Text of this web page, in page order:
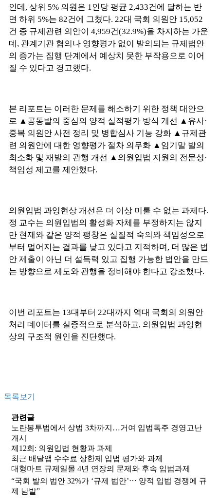
인데, 상위 5% 의원은 1인당 평균 2,433건에 달하는 반
면 하위 5%는 82건에 그쳤다. 22대 국회 의원안 15,052
건 중 규제관련 의안이 4,959건(32.9%)을 차지하는 가운
데, 관계기관 협의나 영향평가 없이 발의되는 규제법안
의 증가는 집행 단계에서 예상치 못한 부작용으로 이어
질 수 있다고 경고했다.
본 리포트는 이러한 문제를 해소하기 위한 정책 대안으
로 ▲공동발의 중심의 양적 실적평가 방식 개선 ▲유사·
중복 의원안 사전 정리 및 병합심사 기능 강화 ▲규제관
련 의원안에 대한 영향평가 절차 의무화 ▲임기말 발의
최소화 및 재발의 관행 개선 ▲의원입법 지원의 전문성·
책임성 제고를 제안했다.
의원입법 과잉현상 개선은 더 이상 미룰 수 없는 과제다.
정 교수는 의원입법의 활성화 자체를 부정하지는 않지
만 현재와 같은 양적 팽창은 실질적 숙의와 책임성으로
부터 멀어지는 결과를 낳고 있다고 지적하며, 더 많은 법
안 제출이 아닌 더 설득력 있고 집행 가능한 법안을 만드
는 방향으로 제도와 관행을 정비해야 한다고 강조했다.
이번 리포트는 13대부터 22대까지 역대 국회의 의원안
처리 데이터를 실증적으로 분석하고, 의원입법 과잉현
상의 구조적 원인을 진단했다.
목록보기
관련글
노란봉투법에서 상법 3차까지…거여 입법독주 경영고난
개시
제12회: 의원입법 현황과 과제
최근 배달앱 수수료 상한제 입법 평가와 과제
대형마트 규제일몰 4년 연장의 문제와 후속 입법과제
“국회 발의 법안 32%가 ‘규제 법안’⋯ 양적 입법 경쟁에 규
제 남발”